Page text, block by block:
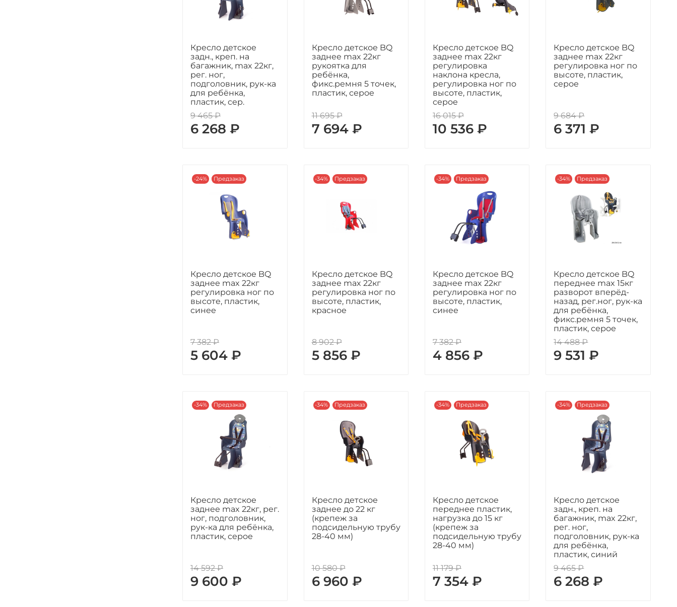
Кресло детское
задн., креп. на
багажник, max 22кг,
рег. ног,
подголовник, рук-ка
для ребёнка,
пластик, сер.
9 465 ₽
6 268 ₽
Кресло детское BQ
заднее max 22кг
рукоятка для
ребёнка,
фикс.ремня 5 точек,
пластик, серое
11 695 ₽
7 694 ₽
Кресло детское BQ
заднее max 22кг
регулировка
наклона кресла,
регулировка ног по
высоте, пластик,
серое
16 015 ₽
10 536 ₽
Кресло детское BQ
заднее max 22кг
регулировка ног по
высоте, пластик,
серое
9 684 ₽
6 371 ₽
-24% Предзаказ
Кресло детское BQ
заднее max 22кг
регулировка ног по
высоте, пластик,
синее
7 382 ₽
5 604 ₽
-34% Предзаказ
Кресло детское BQ
заднее max 22кг
регулировка ног по
высоте, пластик,
красное
8 902 ₽
5 856 ₽
-34% Предзаказ
Кресло детское BQ
заднее max 22кг
регулировка ног по
высоте, пластик,
синее
7 382 ₽
4 856 ₽
-34% Предзаказ
Кресло детское BQ
переднее max 15кг
разворот вперёд-
назад, рег.ног, рук-ка
для ребёнка,
фикс.ремня 5 точек,
пластик, серое
14 488 ₽
9 531 ₽
-34% Предзаказ
Кресло детское
заднее max 22кг, рег.
ног, подголовник,
рук-ка для ребёнка,
пластик, серое
14 592 ₽
9 600 ₽
-34% Предзаказ
Кресло детское
заднее до 22 кг
(крепеж за
подсидельную трубу
28-40 мм)
10 580 ₽
6 960 ₽
-34% Предзаказ
Кресло детское
переднее пластик,
нагрузка до 15 кг
(крепеж за
подсидельную трубу
28-40 мм)
11 179 ₽
7 354 ₽
-34% Предзаказ
Кресло детское
задн., креп. на
багажник, max 22кг,
рег. ног,
подголовник, рук-ка
для ребёнка,
пластик, синий
9 465 ₽
6 268 ₽